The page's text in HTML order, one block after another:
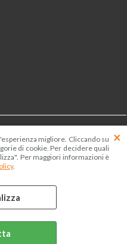
migliore. Cliccando su
di cookie. Per decidere quali
Per maggiori informazioni è
.